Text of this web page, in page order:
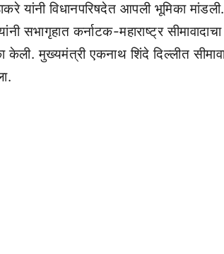
यांनी विधानपरिषदेत आपली भूमिका
सभागृहात कर्नाटक-महाराष्ट्र
केली. मुख्यमंत्री एकनाथ शिंदे दिल्लीत